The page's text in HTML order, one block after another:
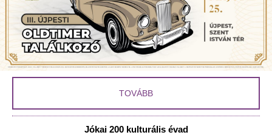
TOVÁBB
Jókai 200 kulturális évad